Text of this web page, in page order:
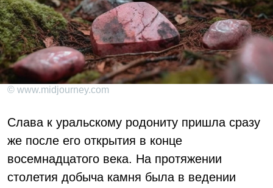
© www.midjourney.com
Слава к уральскому родониту пришла сразу
же после его открытия в конце
восемнадцатого века. На протяжении
столетия добыча камня была в ведении